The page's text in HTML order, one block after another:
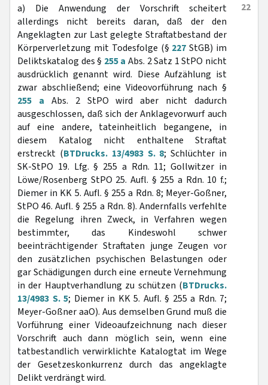
22
a) Die Anwendung der Vorschrift scheitert
allerdings nicht bereits daran, daß der den
Angeklagten zur Last gelegte Straftatbestand der
Körperverletzung mit Todesfolge (§ 227 StGB) im
Deliktskatalog des § 255 a Abs. 2 Satz 1 StPO nicht
ausdrücklich genannt wird. Diese Aufzählung ist
zwar abschließend; eine Videovorführung nach §
255 a Abs. 2 StPO wird aber nicht dadurch
ausgeschlossen, daß sich der Anklagevorwurf auch
auf eine andere, tateinheitlich begangene, in
diesem Katalog nicht enthaltene Straftat
erstreckt (BTDrucks. 13/4983 S. 8; Schlüchter in
SK-StPO 19. Lfg. § 255 a Rdn. 11; Gollwitzer in
Löwe/Rosenberg StPO 25. Aufl. § 255 a Rdn. 10 f.;
Diemer in KK 5. Aufl. § 255 a Rdn. 8; Meyer-Goßner,
StPO 46. Aufl. § 255 a Rdn. 8). Andernfalls verfehlte
die Regelung ihren Zweck, in Verfahren wegen
bestimmter, das Kindeswohl schwer
beeinträchtigender Straftaten junge Zeugen vor
den zusätzlichen psychischen Belastungen oder
gar Schädigungen durch eine erneute Vernehmung
in der Hauptverhandlung zu schützen (BTDrucks.
13/4983 S. 5; Diemer in KK 5. Aufl. § 255 a Rdn. 7;
Meyer-Goßner aaO). Aus demselben Grund muß die
Vorführung einer Videoaufzeichnung nach dieser
Vorschrift auch dann möglich sein, wenn eine
tatbestandlich verwirklichte Katalogtat im Wege
der Gesetzeskonkurrenz durch das angeklagte
Delikt verdrängt wird.